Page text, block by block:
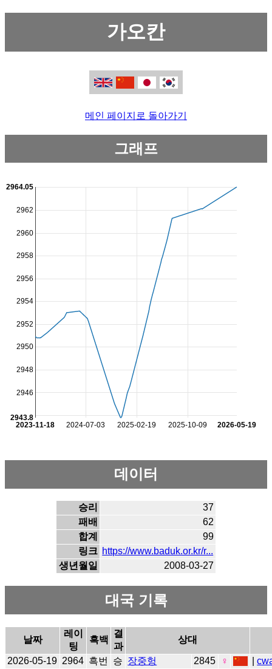
가오칸
메인 페이지로 돌아가기
그래프
2024-07-03 2025-02-19 2025-10-09
2023-11-18 2026-05-19
2946
2948
2950
2952
2954
2956
2958
2960
2962
2943.8
2964.05
데이터
승리
37
패배
62
합계
99
링크 https://www.baduk.or.kr/r...
생년월일
2008-03-27
대국 기록
날짜
레이
팅
흑백
결
과
상대
2026-05-19 2964 흑번 승 장중헝 2845 ♀ |